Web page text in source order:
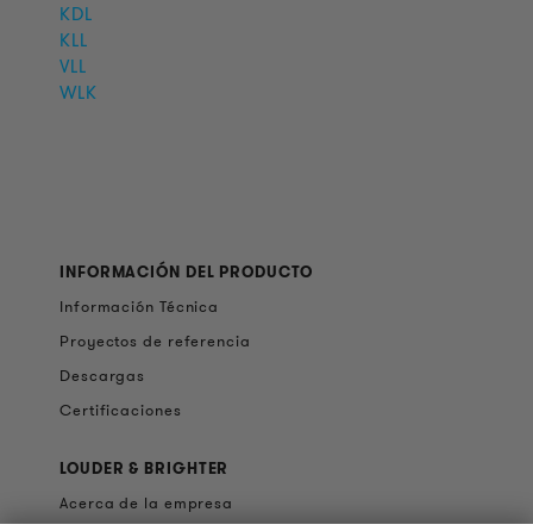
KDL
KLL
VLL
WLK
INFORMACIÓN DEL PRODUCTO
Información Técnica
Proyectos de referencia
Descargas
Certificaciones
LOUDER & BRIGHTER
Acerca de la empresa